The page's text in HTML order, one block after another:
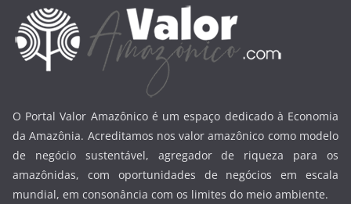
O Portal Valor Amazônico é um espaço dedicado à Economia
da Amazônia. Acreditamos nos valor amazônico como modelo
de negócio sustentável, agregador de riqueza para os
amazônidas, com oportunidades de negócios em escala
mundial, em consonância com os limites do meio ambiente.